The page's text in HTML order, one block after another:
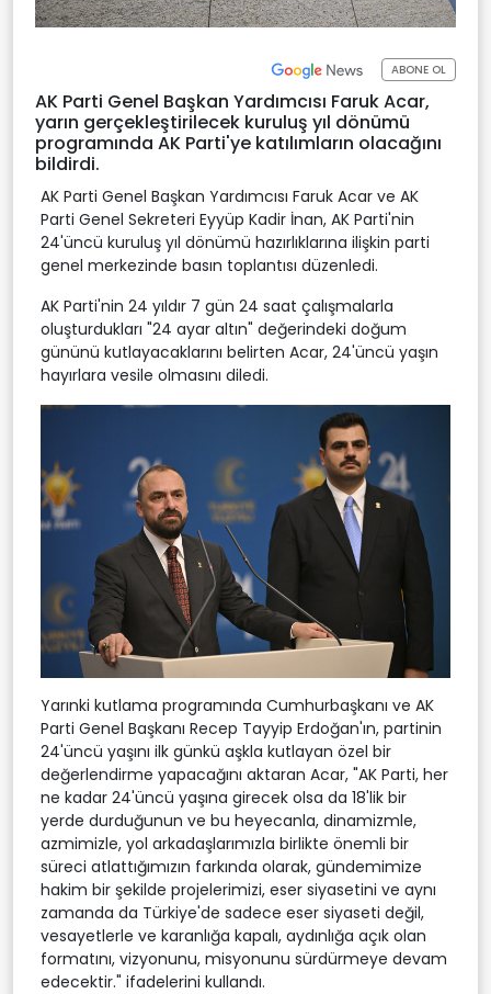
ABONE OL
AK Parti Genel Başkan Yardımcısı Faruk Acar,
yarın gerçekleştirilecek kuruluş yıl dönümü
programında AK Parti'ye katılımların olacağını
bildirdi.
AK Parti Genel Başkan Yardımcısı Faruk Acar ve AK
Parti Genel Sekreteri Eyyüp Kadir İnan, AK Parti'nin
24'üncü kuruluş yıl dönümü hazırlıklarına ilişkin parti
genel merkezinde basın toplantısı düzenledi.
AK Parti'nin 24 yıldır 7 gün 24 saat çalışmalarla
oluşturdukları "24 ayar altın" değerindeki doğum
gününü kutlayacaklarını belirten Acar, 24'üncü yaşın
hayırlara vesile olmasını diledi.
Yarınki kutlama programında Cumhurbaşkanı ve AK
Parti Genel Başkanı Recep Tayyip Erdoğan'ın, partinin
24'üncü yaşını ilk günkü aşkla kutlayan özel bir
değerlendirme yapacağını aktaran Acar, "AK Parti, her
ne kadar 24'üncü yaşına girecek olsa da 18'lik bir
yerde durduğunun ve bu heyecanla, dinamizmle,
azmimizle, yol arkadaşlarımızla birlikte önemli bir
süreci atlattığımızın farkında olarak, gündemimize
hakim bir şekilde projelerimizi, eser siyasetini ve aynı
zamanda da Türkiye'de sadece eser siyaseti değil,
vesayetlerle ve karanlığa kapalı, aydınlığa açık olan
formatını, vizyonunu, misyonunu sürdürmeye devam
edecektir." ifadelerini kullandı.